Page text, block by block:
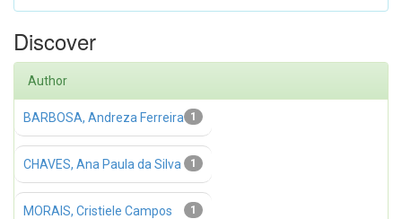
Discover
Author
1
BARBOSA, Andreza Ferreira
1
CHAVES, Ana Paula da Silva
1
MORAIS, Cristiele Campos